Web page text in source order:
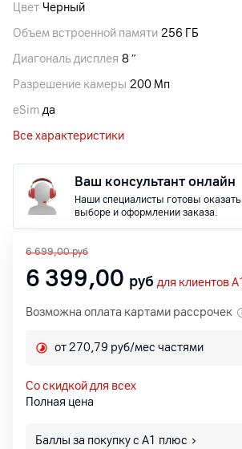
Цвет Черный
Объем встроенной памяти 256 ГБ
Диагональ дисплея 8 ″
Разрешение камеры 200 Мп
eSim да
Все характеристики
Ваш консультант онлайн
Наши специалисты готовы
выборе и оформлении заказа.
6 699,00 руб
6 399,00 руб для клиентов A1
Возможна оплата картами рассрочек
от 270,79 руб/мес частями
со скидкой для всех
Полная цена
Баллы за покупку с А1 плюс